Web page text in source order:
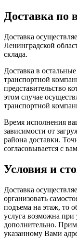
Доставка по
Доставка
Ленинградской
склада.
Доставка в
транспортной
представительство
этом случае
транспортной
Время исполнения
зависимости от
района доставки.
согласовывается с
Условия и
Доставка
организовать
подъема на этаж, то
услуга возможна при
дополнительно.
указанному Вами